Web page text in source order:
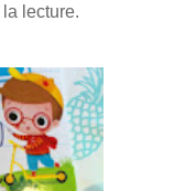
lecture.